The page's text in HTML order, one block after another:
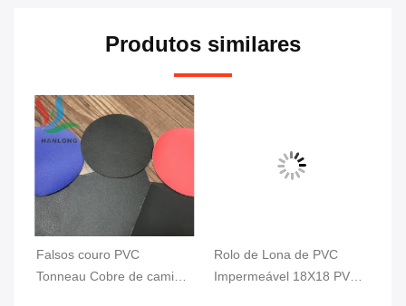
Produtos similares
Falsos couro PVC
Tonneau Cobre de camião
Rolo de Lona de PVC
Impermeável 18X18 PVC